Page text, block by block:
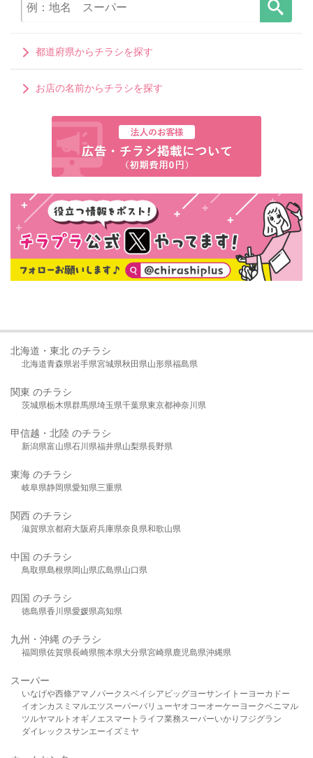
都道府県からチラシを探す
お店の名前からチラシを探す
北海道・東北 のチラシ
北海道青森県岩手県宮城県秋田県山形県福島県
関東 のチラシ
茨城県栃木県群馬県埼玉県千葉県東京都神奈川県
甲信越・北陸 のチラシ
新潟県富山県石川県福井県山梨県長野県
東海 のチラシ
岐阜県静岡県愛知県三重県
関西 のチラシ
滋賀県京都府大阪府兵庫県奈良県和歌山県
中国 のチラシ
鳥取県島根県岡山県広島県山口県
四国 のチラシ
徳島県香川県愛媛県高知県
九州・沖縄 のチラシ
福岡県佐賀県長崎県熊本県大分県宮崎県鹿児島県沖縄県
スーパー
いなげや西條アマノパークスベイシア ビッグヨーサンイトーヨーカドー
イオンカスミ マルエツスーパーバリューヤオコーオーケー ヨークベニマル
ツルヤマルト オギノ エスマート ライフ業務スーパーいかり フジグラン
ダイレックスサンエーイズミヤ